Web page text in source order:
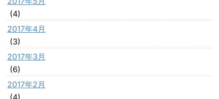
(4)
2017年4月
(3)
2017年3月
(6)
2017年2月